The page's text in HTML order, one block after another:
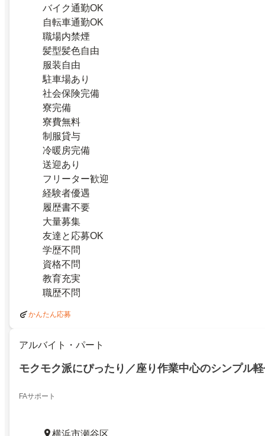
バイク通勤OK
自転車通勤OK
職場内禁煙
髪型髪色自由
服装自由
駐車場あり
社会保険完備
寮完備
寮費無料
制服貸与
冷暖房完備
送迎あり
フリーター歓迎
経験者優遇
履歴書不要
大量募集
友達と応募OK
学歴不問
資格不問
教育充実
職歴不問
かんたん応募
アルバイト・パート
モクモク派にぴったり／座り作業中心のシンプル
FAサポート